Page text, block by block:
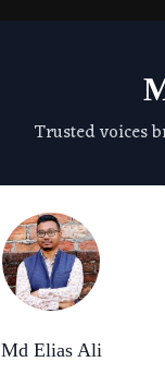
Trusted voices
Md Elias Ali